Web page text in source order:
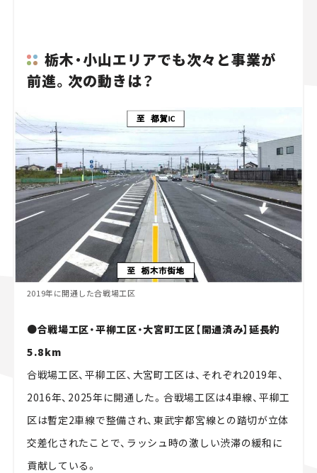
栃木・小山エリアでも次々と事業が
前進。次の動きは？
2019年に開通した合戦場工区
●合戦場工区・平柳工区・大宮町工区【開通済み】延長約
5.8km
合戦場工区、平柳工区、大宮町工区は、それぞれ2019年、
2016年、2025年に開通した。合戦場工区は4車線、平柳工
区は暫定2車線で整備され、東武宇都宮線との踏切が立体
交差化されたことで、ラッシュ時の激しい渋滞の緩和に
貢献している。